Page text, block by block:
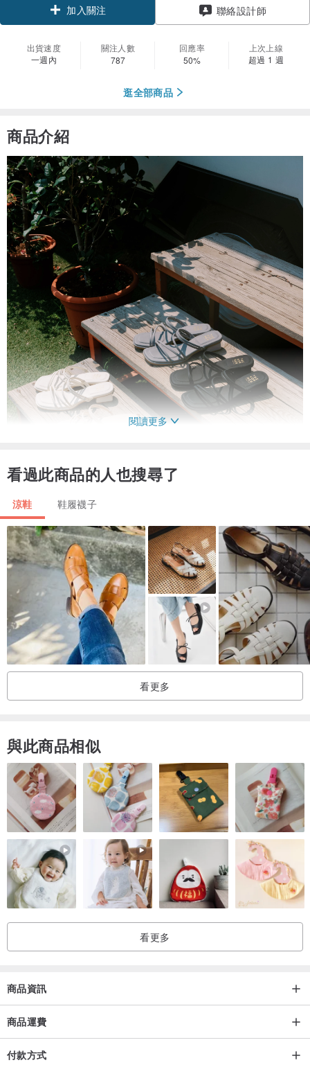
加入關注 聯絡設計師
出貨速度
一週內
關注人數
787
回應率
50%
上次上線
超過 1 週
逛全部商品
商品介紹
閱讀更多
看過此商品的人也搜尋了
涼鞋 鞋履襪子
看更多
與此商品相似
看更多
商品資訊
商品運費
付款方式